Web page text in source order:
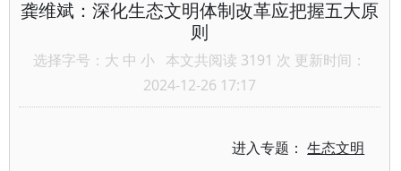
龚维斌：深化生态文明体制改革应把握五大原
则
选择字号： 大 中 小 本文共阅读 3191 次 更新时间：
2024-12-26 17:17
进入专题：生态文明